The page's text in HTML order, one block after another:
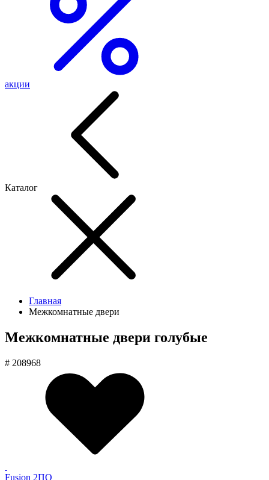
акции
Каталог
Главная
Межкомнатные двери
Межкомнатные двери голубые
# 208968
Fusion 2ПО